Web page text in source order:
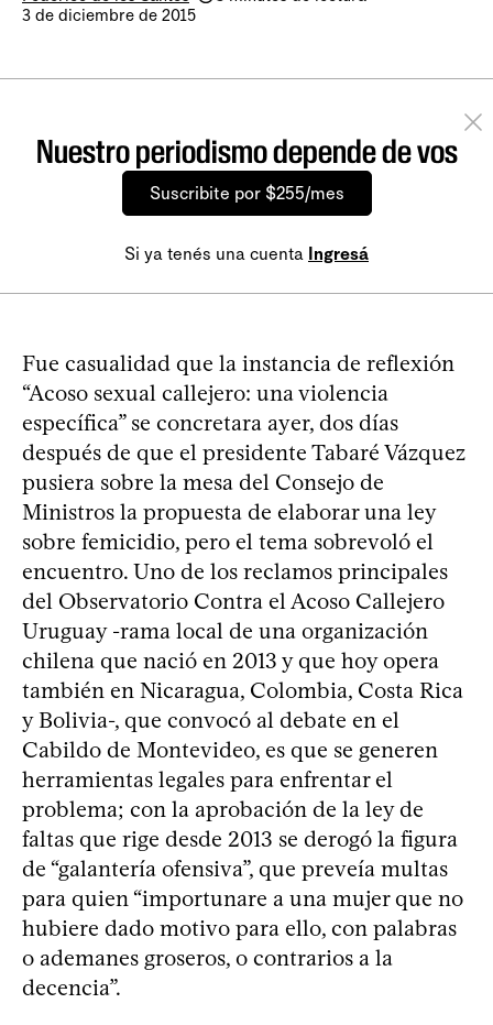
3 de diciembre de 2015
Nuestro periodismo depende de vos
Suscribite por $255/mes
Si ya tenés una cuenta Ingresá
Fue casualidad que la instancia de reflexión
“Acoso sexual callejero: una violencia
específica” se concretara ayer, dos días
después de que el presidente Tabaré Vázquez
pusiera sobre la mesa del Consejo de
Ministros la propuesta de elaborar una ley
sobre femicidio, pero el tema sobrevoló el
encuentro. Uno de los reclamos principales
del Observatorio Contra el Acoso Callejero
Uruguay -rama local de una organización
chilena que nació en 2013 y que hoy opera
también en Nicaragua, Colombia, Costa Rica
y Bolivia-, que convocó al debate en el
Cabildo de Montevideo, es que se generen
herramientas legales para enfrentar el
problema; con la aprobación de la ley de
faltas que rige desde 2013 se derogó la figura
de “galantería ofensiva”, que preveía multas
para quien “importunare a una mujer que no
hubiere dado motivo para ello, con palabras
o ademanes groseros, o contrarios a la
decencia”.